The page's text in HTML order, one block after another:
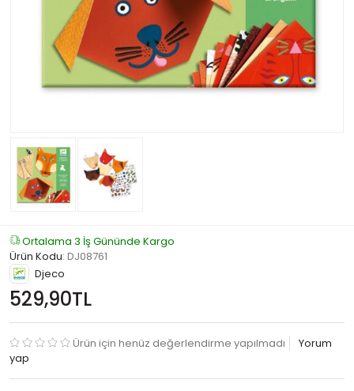
Ortalama 3 İş Gününde Kargo
Ürün Kodu: DJ08761
Djeco
529,90TL
Ürün için henüz değerlendirme yapılmadı
Yorum
yap